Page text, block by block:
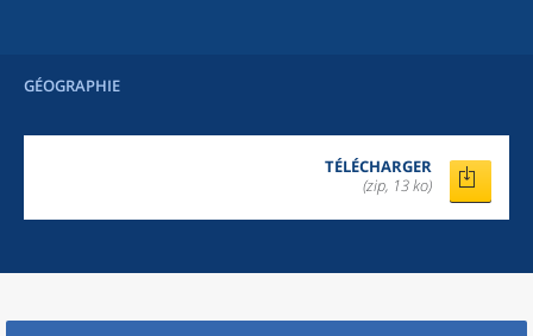
GÉOGRAPHIE
TÉLÉCHARGER
(zip, 13 ko)